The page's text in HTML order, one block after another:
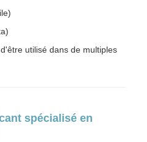
utilisé dans de multiples
spécialisé en